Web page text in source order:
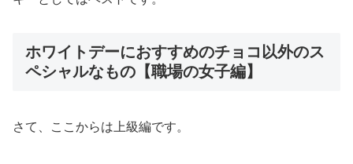
ホワイトデーにおすすめのチョコ以外のス
ペシャルなもの【職場の女子編】
さて、ここからは上級編です。